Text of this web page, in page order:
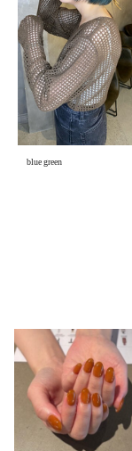
blue green